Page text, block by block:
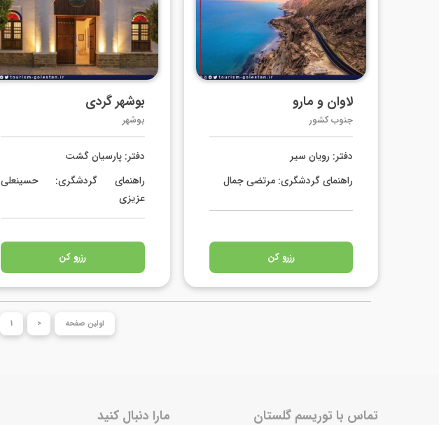
لاوان و مارو
جنوب کشور
دفتر: رویان سیر
راهنمای گردشگری: مرتضی جمال
رزرو کن
بوشهر گردی
بوشهر
دفتر: پارسیان گشت
راهنمای گردشگری: حسینعلی
عزیزی
رزرو کن
اولین صفحه <
1
تماس با توریسم گلستان مارا دنبال کنید